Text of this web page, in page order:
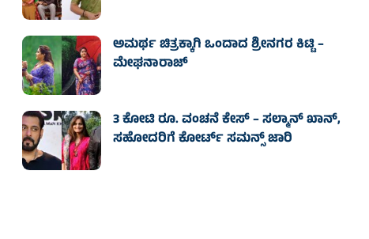
ಅಮರ್ಥ ಚಿತ್ರಕ್ಕಾಗಿ ಒಂದಾದ ಶ್ರೀನಗರ ಕಿಟ್ಟಿ –
ಮೇಘನಾರಾಜ್
3 ಕೋಟಿ ರೂ. ವಂಚನೆ ಕೇಸ್‌ – ಸಲ್ಮಾನ್ ಖಾನ್,
ಸಹೋದರಿಗೆ ಕೋರ್ಟ್‌ ಸಮನ್ಸ್ ಜಾರಿ